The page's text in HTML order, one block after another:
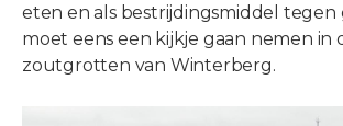
eten en als bestrijdingsmiddel tegen
moet eens een kijkje gaan nemen in
zoutgrotten van Winterberg.